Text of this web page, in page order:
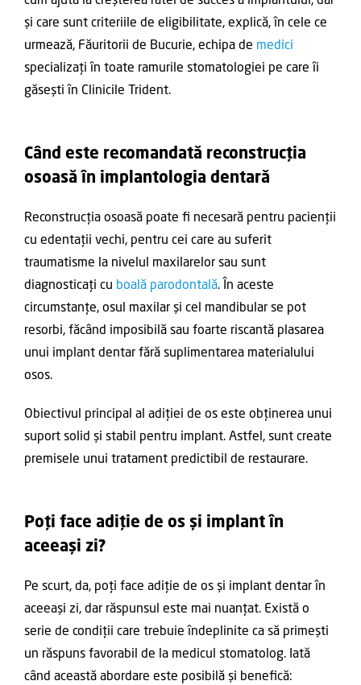
și care sunt criteriile de eligibilitate, explică, în cele ce
urmează, Făuritorii de Bucurie, echipa de medici
specializați în toate ramurile stomatologiei pe care îi
găsești în Clinicile Trident.
Când este recomandată reconstrucția
osoasă în implantologia dentară
Reconstrucția osoasă poate fi necesară pentru pacienții
cu edentații vechi, pentru cei care au suferit
traumatisme la nivelul maxilarelor sau sunt
diagnosticați cu boală parodontală. În aceste
circumstanțe, osul maxilar și cel mandibular se pot
resorbi, făcând imposibilă sau foarte riscantă plasarea
unui implant dentar fără suplimentarea materialului
osos.
Obiectivul principal al adiției de os este obținerea unui
suport solid și stabil pentru implant. Astfel, sunt create
premisele unui tratament predictibil de restaurare.
Poți face adiție de os și implant în
aceeași zi?
Pe scurt, da, poți face adiție de os și implant dentar în
aceeași zi, dar răspunsul este mai nuanțat. Există o
serie de condiții care trebuie îndeplinite ca să primești
un răspuns favorabil de la medicul stomatolog. Iată
când această abordare este posibilă și benefică: